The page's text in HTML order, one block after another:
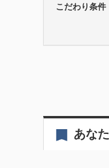
こだわり条件
あな